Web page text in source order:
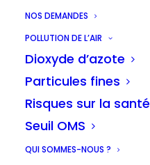
NOS DEMANDES
POLLUTION DE L’AIR
Dioxyde d’azote
Particules fines
Risques sur la santé
Seuil OMS
QUI SOMMES-NOUS ?